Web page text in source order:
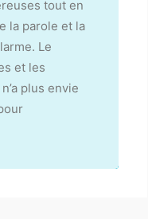
tout en
la parole et la
Le
et les
plus envie